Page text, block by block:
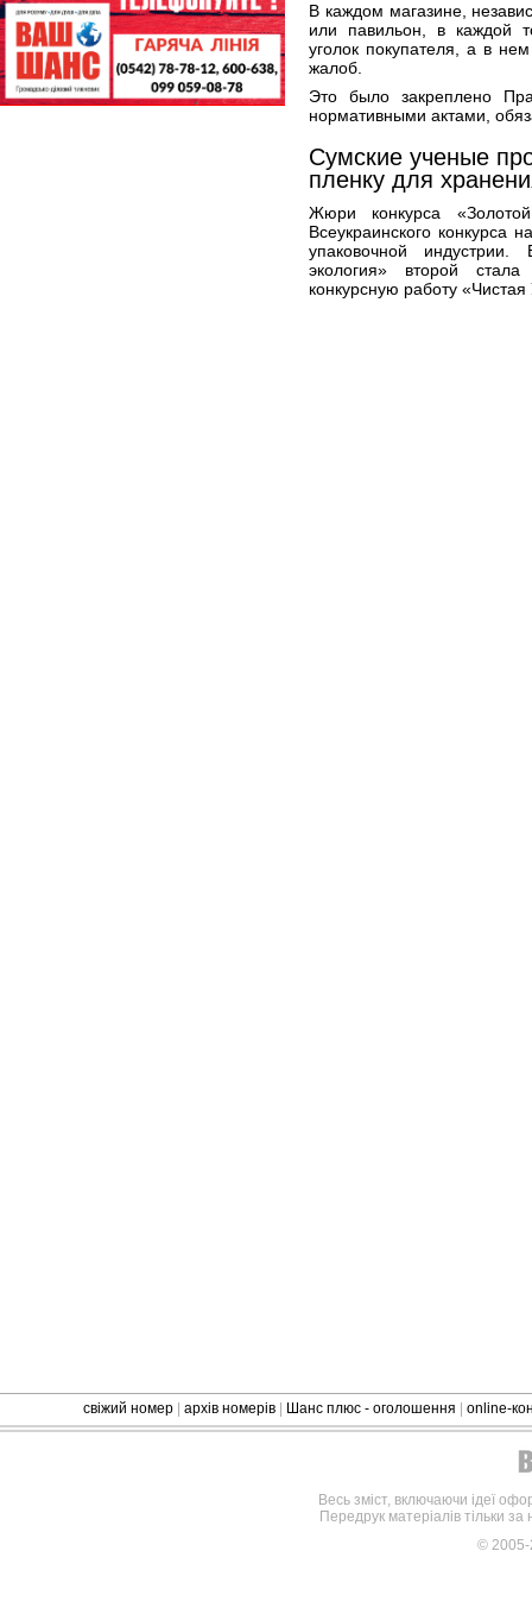
В каждом магазине,
или павильон, в каждой
уголок покупателя, а в
жалоб.
Это было закреплено
нормативными актами,
Сумские ученые
пленку для
Жюри конкурса
Всеукраинского конкурса
упаковочной
экология» второй
конкурсную работу
свіжий номер архів номерів Шанс плюс - оголошення online-
Весь зміст, включаючи ідеї
Передрук матеріалів тільки
©